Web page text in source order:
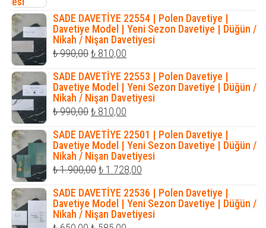
SADE DAVETİYE 22554 | Polen Davetiye |
Davetiye Model | Yeni Sezon Davetiye | Düğün /
Nikah / Nişan Davetiyesi
₺990,00Orijinal
fiyat:
₺ 990,00.
₺ 810,00
andaki
fiyat:
₺ 810,00.
SADE DAVETİYE 22553 | Polen Davetiye |
Davetiye Model | Yeni Sezon Davetiye | Düğün /
Nikah / Nişan Davetiyesi
₺990,00Orijinal
fiyat:
₺ 990,00.
₺ 810,00
andaki
fiyat:
₺ 810,00.
SADE DAVETİYE 22501 | Polen Davetiye |
Davetiye Model | Yeni Sezon Davetiye | Düğün /
Nikah / Nişan Davetiyesi
₺1.900,00Orijinal
fiyat:
₺ 1.900,00.
₺ 1.728,00
andaki
fiyat:
₺ 1.728,00.
SADE DAVETİYE 22536 | Polen Davetiye |
Davetiye Model | Yeni Sezon Davetiye | Düğün /
Nikah / Nişan Davetiyesi